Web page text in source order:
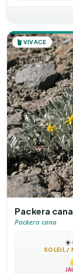
🪴 VIVACE
Packera cana
Packera cana
☀️
SOLEIL /